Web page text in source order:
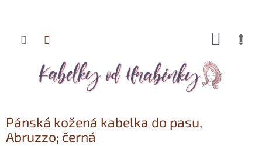
Přejít
Pánská kožená kabelka do pasu,
Abruzzo; černá